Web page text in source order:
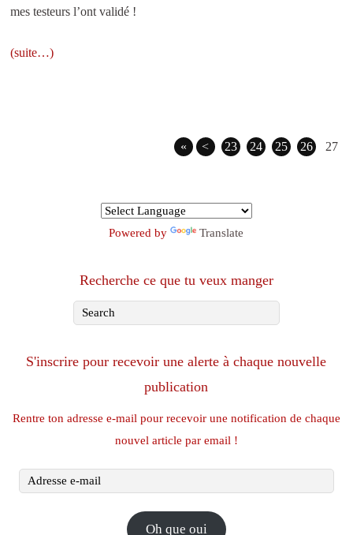
mes testeurs l’ont validé !
(suite…)
« < 23 24 25 26 27
Powered by Translate
Recherche ce que tu veux manger
S'inscrire pour recevoir une alerte à chaque nouvelle
publication
Rentre ton adresse e-mail pour recevoir une notification de chaque
nouvel article par email !
Adresse
Oh que oui